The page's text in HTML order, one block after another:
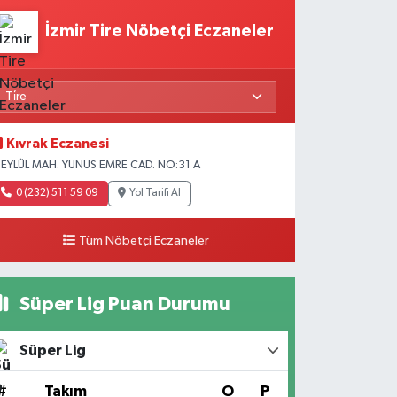
İzmir Tire Nöbetçi Eczaneler
Kıvrak Eczanesi
MAH. YUNUS EMRE CAD. NO:31 A
0 (232) 511 59 09 Yol Tarifi Al
Tüm Nöbetçi Eczaneler
Süper Lig Puan Durumu
Süper Lig
Takım O P